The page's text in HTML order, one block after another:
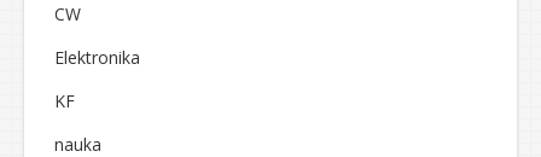
CW
Elektronika
KF
nauka